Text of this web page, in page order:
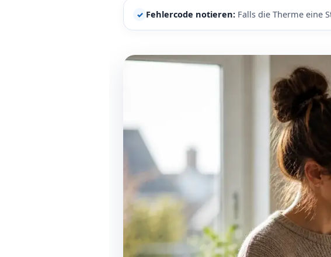
✓ Fehlercode notieren: Falls die Therme eine